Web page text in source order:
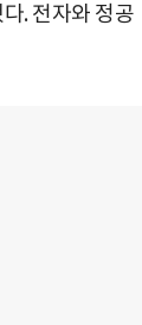
. 전자와 정공